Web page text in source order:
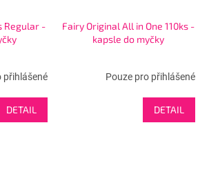
Regular -
přihlášené
DETAIL
Fairy Original All in One 110ks -
kapsle do myčky
Pouze pro přihlášené
DETAIL